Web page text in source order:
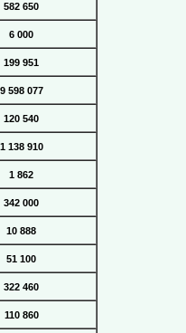
582 650
6 000
199 951
9 598 077
120 540
1 138 910
1 862
342 000
10 888
51 100
322 460
110 860